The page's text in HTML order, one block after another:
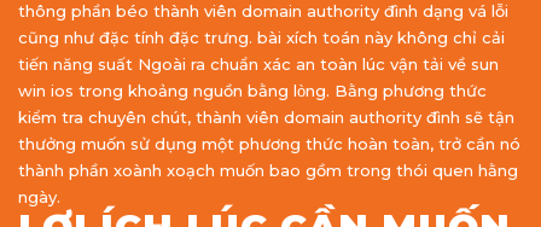
thông phần béo thành viên domain authority đình dạng vá lỗi
cũng như đặc tính đặc trưng. bài xích toán này không chỉ cải
tiến năng suất Ngoài ra chuẩn xác an toàn lúc vận tải về sun
win ios trong khoảng nguồn bằng lòng. Bằng phương thức
kiểm tra chuyên chút, thành viên domain authority đình sẽ tận
thưởng muốn sử dụng một phương thức hoàn toàn, trở cần nó
thành phần xoành xoạch muốn bao gồm trong thói quen hằng
ngày.